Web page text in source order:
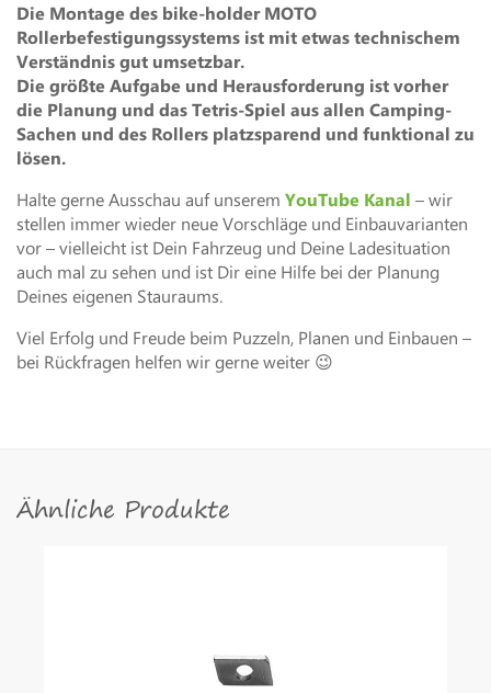
Die Montage des bike-holder MOTO
Rollerbefestigungssystems ist mit etwas technischem
Verständnis gut umsetzbar.
Die größte Aufgabe und Herausforderung ist vorher
die Planung und das Tetris-Spiel aus allen Camping-
Sachen und des Rollers platzsparend und funktional zu
lösen.
Halte gerne Ausschau auf unserem YouTube Kanal – wir
stellen immer wieder neue Vorschläge und Einbauvarianten
vor – vielleicht ist Dein Fahrzeug und Deine Ladesituation
auch mal zu sehen und ist Dir eine Hilfe bei der Planung
Deines eigenen Stauraums.
Viel Erfolg und Freude beim Puzzeln, Planen und Einbauen –
bei Rückfragen helfen wir gerne weiter 😉
Ähnliche Produkte